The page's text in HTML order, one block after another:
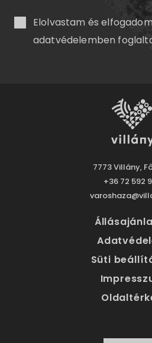
Elolvastam és
adatvédelemben
7773 Villány,
+36 72 592
Süti